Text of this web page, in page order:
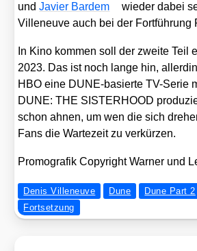
undJavier Bar­dem
wie­der dabei
Ville­neuve auch bei der Fort­füh­rung
In Kino kom­men soll der zwei­te Teil
2023. Das ist noch lan­ge hin,
HBO eine DUNE-basier­te TV-Serie
DUNE: THE SISTERHOOD
schon ahnen, um wen die sich
Fans die War­te­zeit zu ver­kür­zen.
Pro­mo­gra­fik Copy­right War­ner und
Denis Villeneuve Dune Dune Part 2
Fortsetzung